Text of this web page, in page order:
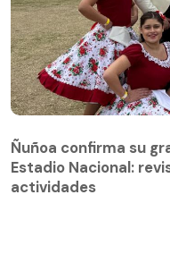
Ñuñoa confirma su
Estadio Nacional:
actividades